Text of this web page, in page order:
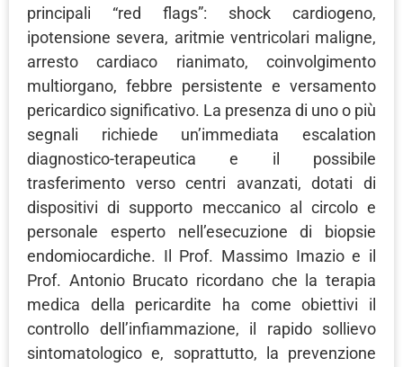
principali “red flags”: shock cardiogeno,
ipotensione severa, aritmie ventricolari maligne,
arresto cardiaco rianimato, coinvolgimento
multiorgano, febbre persistente e versamento
pericardico significativo. La presenza di uno o più
segnali richiede un’immediata escalation
diagnostico-terapeutica e il possibile
trasferimento verso centri avanzati, dotati di
dispositivi di supporto meccanico al circolo e
personale esperto nell’esecuzione di biopsie
endomiocardiche. Il Prof. Massimo Imazio e il
Prof. Antonio Brucato ricordano che la terapia
medica della pericardite ha come obiettivi il
controllo dell’infiammazione, il rapido sollievo
sintomatologico e, soprattutto, la prevenzione